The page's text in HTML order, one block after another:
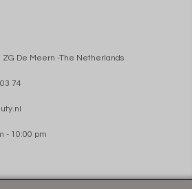
ZG De Meern -The Netherlands
74
- 10:00 pm